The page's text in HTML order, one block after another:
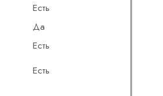
Есть
Да
Есть
Есть